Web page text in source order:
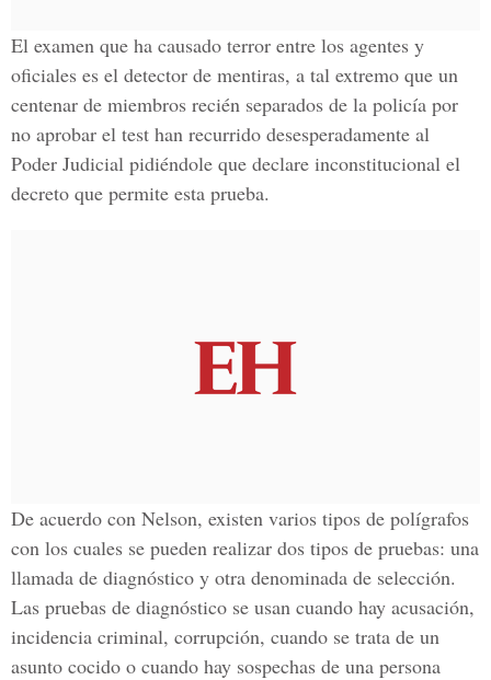
El examen que ha causado terror entre los agentes y
oficiales es el detector de mentiras, a tal extremo que un
centenar de miembros recién separados de la policía por
no aprobar el test han recurrido desesperadamente al
Poder Judicial pidiéndole que declare inconstitucional el
decreto que permite esta prueba.
De acuerdo con Nelson, existen varios tipos de polígrafos
con los cuales se pueden realizar dos tipos de pruebas: una
llamada de diagnóstico y otra denominada de selección.
Las pruebas de diagnóstico se usan cuando hay acusación,
incidencia criminal, corrupción, cuando se trata de un
asunto cocido o cuando hay sospechas de una persona